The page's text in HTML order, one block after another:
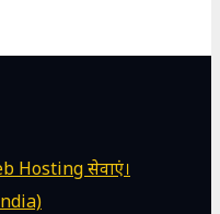
Hosting सेवाएं।